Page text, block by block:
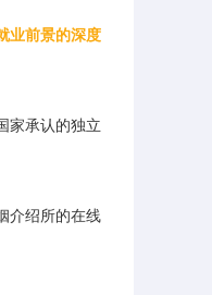
业前景的深度
家承认的独立
介绍所的在线